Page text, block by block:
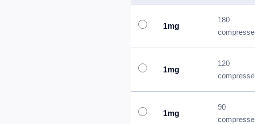
1mg
180
compresse
1mg
120
compresse
1mg
90
compresse